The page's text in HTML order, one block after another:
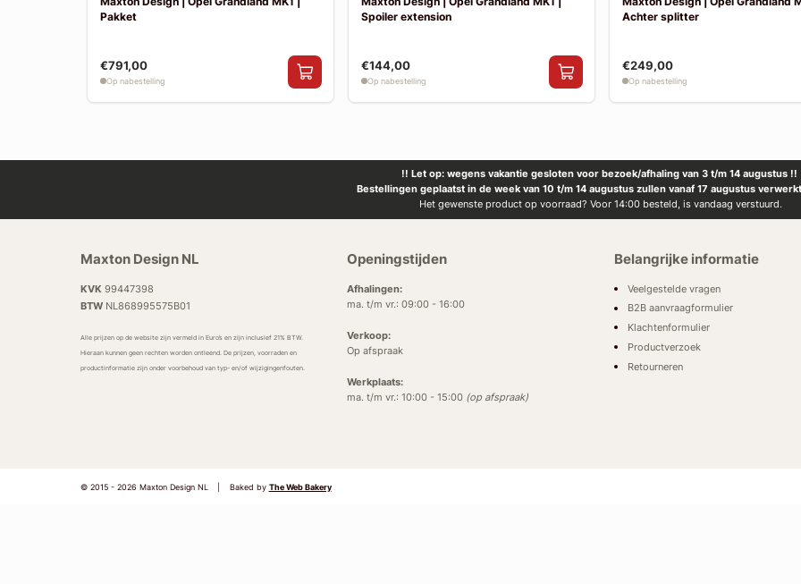
Pakket
€791,00
Op nabestelling
Spoiler extension
€144,00
Op nabestelling
Achter splitter
€249,00
Op nabestelling
!! Let op: wegens vakantie gesloten voor bezoek/afhaling van 3 t/m 14 augustus !!
Bestellingen geplaatst in de week van 10 t/m 14 augustus zullen vanaf 17 augustus
Het gewenste product op voorraad? Voor 14:00 besteld, is vandaag verstuurd.
Maxton Design NL
KVK 99447398
BTWNL868995575B01
Alle prijzen op de website zijn vermeld in Euro’s en zijn inclusief 21% BTW.
Hieraan kunnen geen rechten worden ontleend. De prijzen, voorraden en
productinformatie zijn onder voorbehoud van typ- en/of wijzigingenfouten.
Openingstijden
Afhalingen:
ma. t/m vr.: 09:00 - 16:00
Verkoop:
Op afspraak
Werkplaats:
ma. t/m vr.: 10:00 - 15:00 (op afspraak)
Belangrijke informatie
Veelgestelde vragen
B2B aanvraagformulier
Klachtenformulier
Productverzoek
Retourneren
© 2015 - 2026 Maxton Design NL Baked by The Web Bakery